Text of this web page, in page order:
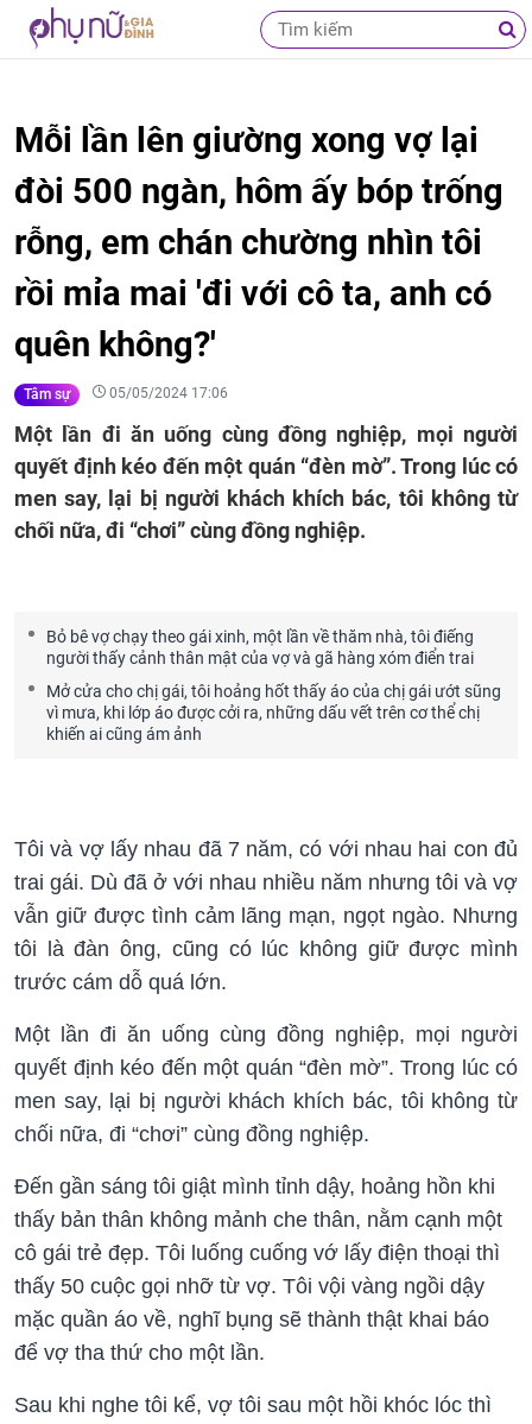
Mỗi lần lên giường xong vợ lại
đòi 500 ngàn, hôm ấy bóp trống
rỗng, em chán chường nhìn tôi
rồi mỉa mai 'đi với cô ta, anh có
quên không?'
Tâm sự 05/05/2024 17:06
Một lần đi ăn uống cùng đồng nghiệp, mọi người
quyết định kéo đến một quán “đèn mờ”. Trong lúc có
men say, lại bị người khách khích bác, tôi không từ
chối nữa, đi “chơi” cùng đồng nghiệp.
Bỏ bê vợ chạy theo gái xinh, một lần về thăm nhà, tôi điếng
người thấy cảnh thân mật của vợ và gã hàng xóm điển trai
Mở cửa cho chị gái, tôi hoảng hốt thấy áo của chị gái ướt sũng
vì mưa, khi lớp áo được cởi ra, những dấu vết trên cơ thể chị
khiến ai cũng ám ảnh
Tôi và vợ lấy nhau đã 7 năm, có với nhau hai con đủ
trai gái. Dù đã ở với nhau nhiều năm nhưng tôi và vợ
vẫn giữ được tình cảm lãng mạn, ngọt ngào. Nhưng
tôi là đàn ông, cũng có lúc không giữ được mình
trước cám dỗ quá lớn.
Một lần đi ăn uống cùng đồng nghiệp, mọi người
quyết định kéo đến một quán “đèn mờ”. Trong lúc có
men say, lại bị người khách khích bác, tôi không từ
chối nữa, đi “chơi” cùng đồng nghiệp.
Đến gần sáng tôi giật mình tỉnh dậy, hoảng hồn khi
thấy bản thân không mảnh che thân, nằm cạnh một
cô gái trẻ đẹp. Tôi luống cuống vớ lấy điện thoại thì
thấy 50 cuộc gọi nhỡ từ vợ. Tôi vội vàng ngồi dậy
mặc quần áo về, nghĩ bụng sẽ thành thật khai báo
để vợ tha thứ cho một lần.
Sau khi nghe tôi kể, vợ tôi sau một hồi khóc lóc thì